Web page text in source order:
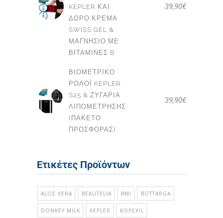
KEPLER ΚΑΙ
ΔΩΡΟ ΚΡΈΜΑ
SWISS GEL &
ΜΑΓΝΉΣΙΟ ΜΕ
ΒΙΤΑΜΊΝΕΣ B
39,90€
ΒΙΟΜΕΤΡΙΚΌ
ΡΟΛΌΙ KEPLER
S25 & ΖΥΓΑΡΙΆ
ΛΙΠΟΜΈΤΡΗΣΗΣ
(ΠΑΚΕΤΟ
ΠΡΟΣΦΟΡΑΣ)
39,90€
Ετικέτες Προϊόντων
ALOE VERA BEAUTELIA BMI BOTTARGA
DONKEY MILK KEPLER KOPEXIL